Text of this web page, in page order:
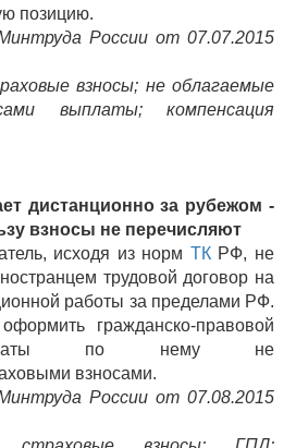
позицию.
России от 07.07.2015
взносы; не облагаемые
выплаты; компенсация
дистанционно за рубежом -
взносы не перечисляют
исходя из норм ТКРФ, не
трудовой договор на
работы за пределами РФ.
гражданско-правовой
по нему не
взносами.
России от 07.08.2015